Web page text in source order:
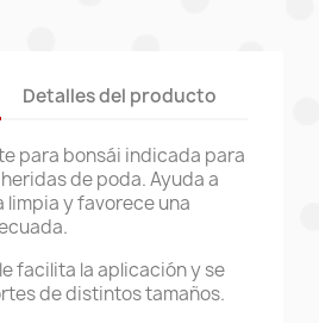
Detalles del producto
para bonsái indicada para
de poda. Ayuda a
limpia y favorece una
facilita la aplicación y se
de distintos tamaños.